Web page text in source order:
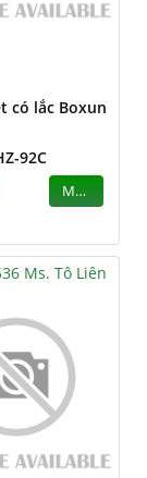
có lắc Boxun
92C
MUA
Ms. Tô Liên